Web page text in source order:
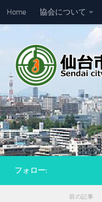
コンテンツへスキップ
Home 協会について
フォロー:
前の記事